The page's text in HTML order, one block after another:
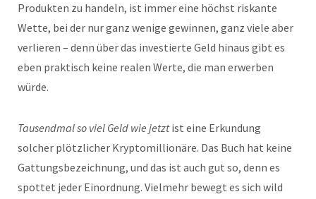
Produkten zu handeln, ist immer eine höchst riskante
Wette, bei der nur ganz wenige gewinnen, ganz viele aber
verlieren – denn über das investierte Geld hinaus gibt es
eben praktisch keine realen Werte, die man erwerben
würde.
Tausendmal so viel Geld wie jetztist eine Erkundung
solcher plötzlicher Kryptomillionäre. Das Buch hat keine
Gattungsbezeichnung, und das ist auch gut so, denn es
spottet jeder Einordnung. Vielmehr bewegt es sich wild